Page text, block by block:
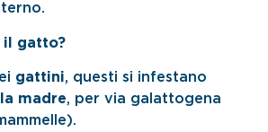
il gatto?
gattini, questi si infestano
madre, per via galattogena